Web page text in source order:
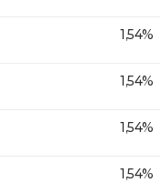
1,54%
1,54%
1,54%
1,54%